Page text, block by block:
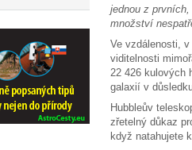
jednou z
množství
Ve vzdálenosti,
viditelnosti
22 426 kulových
galaxií v
Hubbleův
zřetelný důkaz
když natahujete